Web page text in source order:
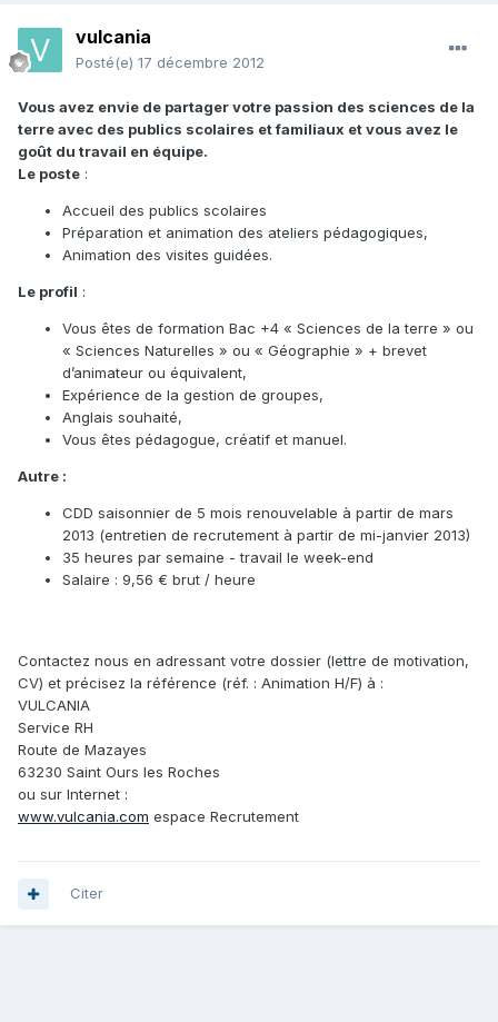
vulcania
Posté(e) 17 décembre 2012
Vous avez envie de partager votre passion des sciences de la
terre avec des publics scolaires et familiaux et vous avez le
goût du travail en équipe.
Le poste :
Accueil des publics scolaires
Préparation et animation des ateliers pédagogiques,
Animation des visites guidées.
Le profil :
Vous êtes de formation Bac +4 « Sciences de la terre » ou
« Sciences Naturelles » ou « Géographie » + brevet
d’animateur ou équivalent,
Expérience de la gestion de groupes,
Anglais souhaité,
Vous êtes pédagogue, créatif et manuel.
Autre :
CDD saisonnier de 5 mois renouvelable à partir de mars
2013 (entretien de recrutement à partir de mi-janvier 2013)
35 heures par semaine - travail le week-end
Salaire : 9,56 € brut / heure
Contactez nous en adressant votre dossier (lettre de motivation,
CV) et précisez la référence (réf. : Animation H/F) à :
VULCANIA
Service RH
Route de Mazayes
63230 Saint Ours les Roches
ou sur Internet :
www.vulcania.com espace Recrutement
Citer